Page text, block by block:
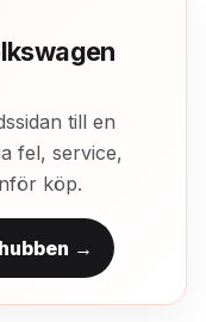
till en
fel, service,
köp.
→